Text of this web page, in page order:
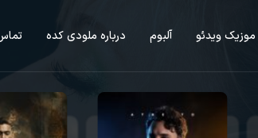
موزیک ویدئو آلبوم درباره ملودی کده